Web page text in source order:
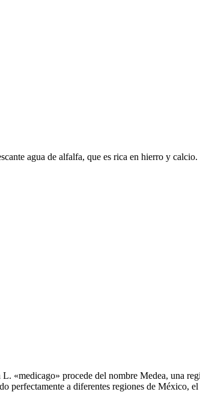
agua de alfalfa, que es rica en hierro y
procede del nombre Medea, una
perfectamente a diferentes regiones de México,